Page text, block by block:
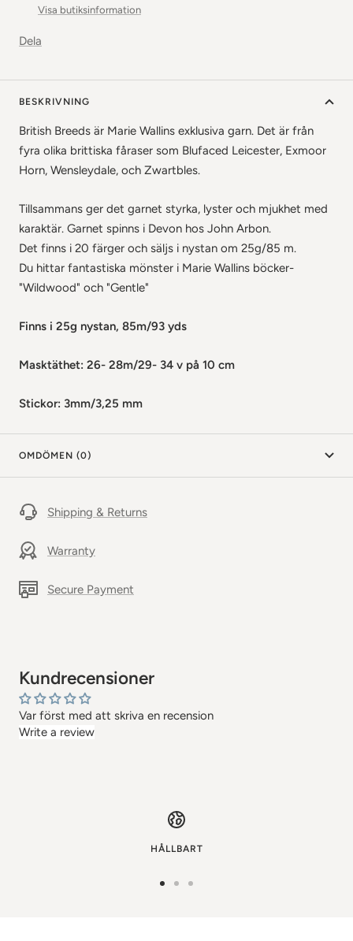
Visa butiksinformation
Dela
BESKRIVNING
British Breeds är Marie Wallins exklusiva garn. Det är från
fyra olika brittiska fåraser som Blufaced Leicester, Exmoor
Horn, Wensleydale, och Zwartbles.
Tillsammans ger det garnet styrka, lyster och mjukhet med
karaktär. Garnet spinns i Devon hos John Arbon.
Det finns i 20 färger och säljs i nystan om 25g/85 m.
Du hittar fantastiska mönster i Marie Wallins böcker-
"Wildwood" och "Gentle"
Finns i 25g nystan, 85m/93 yds
Masktäthet: 26- 28m/29- 34 v på 10 cm
Stickor: 3mm/3,25 mm
OMDÖMEN (0)
Shipping & Returns
Warranty
Secure Payment
Kundrecensioner
Var först med att skriva en recension
Write a review
HÅLLBART